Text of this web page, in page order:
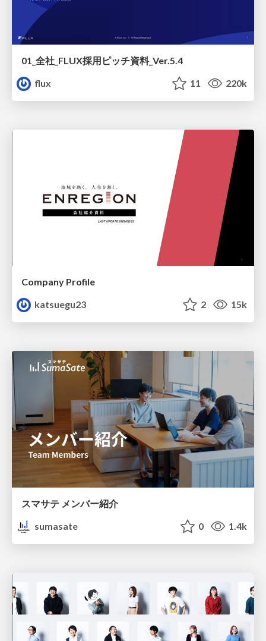
01_全社_FLUX採用ピッチ資料_Ver.5.4
flux
11 220k
Company Profile
katsuegu23
2 15k
スマサテ メンバー紹介
sumasate
0 1.4k